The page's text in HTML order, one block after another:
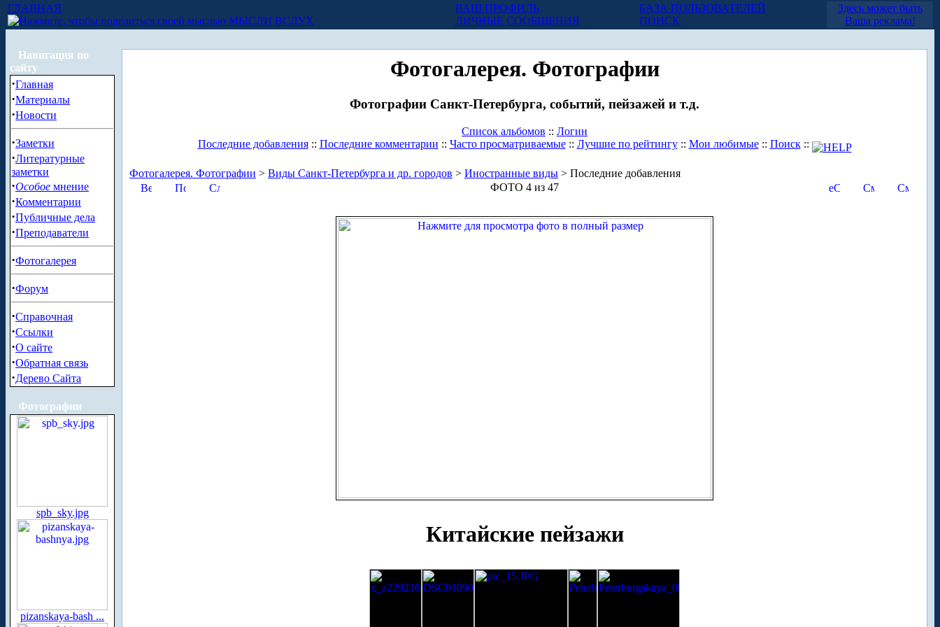
ГЛАВНАЯ
МЫСЛИ ВСЛУХ
ВАШ ПРОФИЛЬ
ЛИЧНЫЕ СООБЩЕНИЯ
БАЗА ПОЛЬЗОВАТЕЛЕЙ
ПОИСК
Здесь может быть
Ваша реклама!
Навигация по
сайту
·Главная
·Материалы
·Новости
·Заметки
·Литературные
заметки
·Особое мнение
·Комментарии
·Публичные дела
·Преподаватели
·Фотогалерея
·Форум
·Справочная
·Ссылки
·О сайте
·Обратная связь
·Дерево Сайта
Фотографии
spb_sky.jpg
pizanskaya-bash ...
Фотогалерея. Фотографии
Фотографии Санкт-Петербурга, событий, пейзажей и т.д.
Список альбомов :: Логин
Последние добавления:: Последние комментарии :: Часто просматриваемые:: Лучшие по рейтингу:: Мои любимые:: Поиск::
Фотогалерея. Фотографии > Виды Санкт-Петербурга и др. городов > Иностранные виды > Последние добавления
ФОТО 4 из 47
Китайские пейзажи